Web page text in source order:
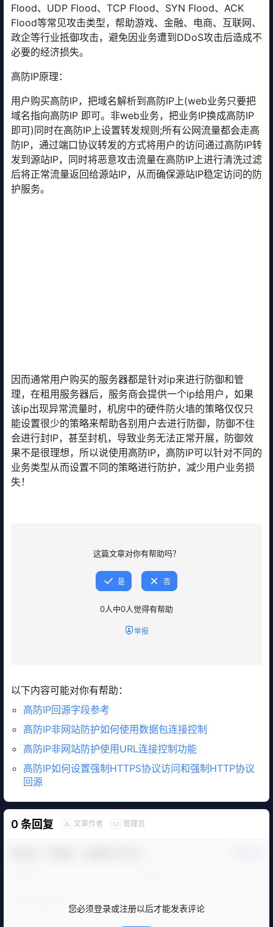
Flood、UDP Flood、TCP Flood、SYN Flood、ACK
Flood等常见攻击类型，帮助游戏、金融、电商、互联网、
政企等行业抵御攻击，避免因业务遭到DDoS攻击后造成不
必要的经济损失。
高防IP原理：
用户购买高防IP，把域名解析到高防IP上(web业务只要把
域名指向高防IP 即可。非web业务，把业务IP换成高防IP
即可)同时在高防IP上设置转发规则;所有公网流量都会走高
防IP，通过端口协议转发的方式将用户的访问通过高防IP转
发到源站IP，同时将恶意攻击流量在高防IP上进行清洗过滤
后将正常流量返回给源站IP，从而确保源站IP稳定访问的防
护服务。
因而通常用户购买的服务器都是针对ip来进行防御和管
理，在租用服务器后，服务商会提供一个ip给用户，如果
该ip出现异常流量时，机房中的硬件防火墙的策略仅仅只
能设置很少的策略来帮助各别用户去进行防御，防御不住
会进行封IP，甚至封机，导致业务无法正常开展，防御效
果不是很理想，所以说使用高防IP，高防IP可以针对不同的
业务类型从而设置不同的策略进行防护，减少用户业务损
失！
这篇文章对你有帮助吗？
是 否
0人中0人觉得有帮助
举报
以下内容可能对你有帮助：
高防IP回源字段参考
高防IP非网站防护如何使用数据包连接控制
高防IP非网站防护使用URL连接控制功能
高防IP如何设置强制HTTPS协议访问和强制HTTP协议
回源
0 条回复 A 文章作者 M 管理员
您必须登录或注册以后才能发表评论